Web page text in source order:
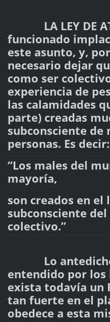
LA LEY DE
funcionado
este asunto, y,
necesario dejar
como ser
experiencia de
las calamidades
parte) creadas
subconsciente de
personas. Es decir:
“Los males del
mayoría,
son creados en
subconsciente
colectivo.”
Lo antedicho
entendido por los
exista todavía un
tan fuerte en el
obedece a esta